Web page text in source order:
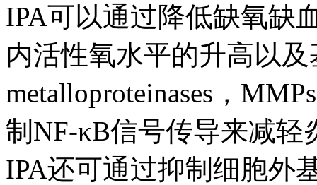
IPA可以通过降低缺氧缺
内活性氧水平的升高以
metalloproteinases，
制NF-κB信号传导来减
IPA还可通过抑制细胞外